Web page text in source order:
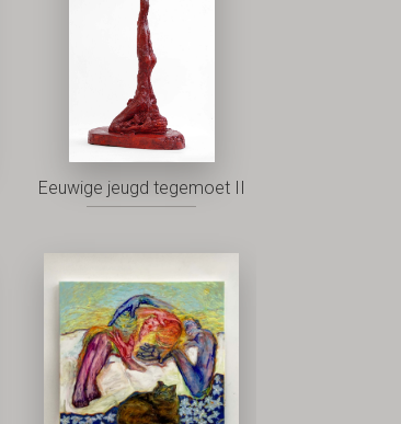
Eeuwige jeugd tegemoet II